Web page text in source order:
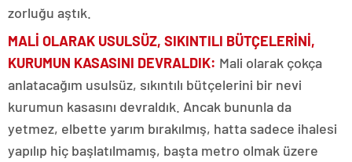
zorluğu aştık.
MALİ OLARAK USULSÜZ, SIKINTILI BÜTÇELERİNİ,
KURUMUN KASASINI DEVRALDIK: Mali olarak çokça
anlatacağım usulsüz, sıkıntılı bütçelerini bir nevi
kurumun kasasını devraldık. Ancak bununla da
yetmez, elbette yarım bırakılmış, hatta sadece ihalesi
yapılıp hiç başlatılmamış, başta metro olmak üzere